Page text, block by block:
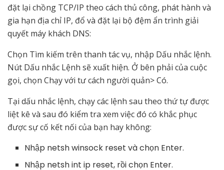
đặt lại chồng TCP/IP theo cách thủ công, phát hành và
gia hạn địa chỉ IP, đổ và đặt lại bộ đệm ẩn trình giải
quyết máy khách DNS:
Chọn Tìm kiếm trên thanh tác vụ, nhập Dấu nhắc lệnh.
Nút Dấu nhắc Lệnh sẽ xuất hiện. Ở bên phải của cuộc
gọi, chọn Chạy với tư cách người quản> Có.
Tại dấu nhắc lệnh, chạy các lệnh sau theo thứ tự được
liệt kê và sau đó kiểm tra xem việc đó có khắc phục
được sự cố kết nối của bạn hay không:
Nhập netsh winsock reset và chọn Enter.
Nhập netsh int ip reset, rồi chọn Enter.